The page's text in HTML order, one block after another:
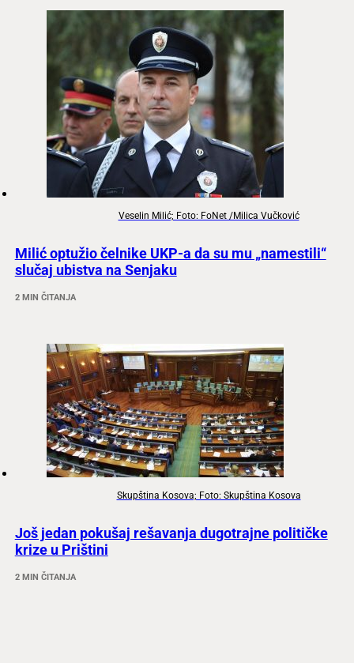
Veselin Milić; Foto: FoNet /Milica Vučković
Milić optužio čelnike UKP-a da su mu „namestili“
slučaj ubistva na Senjaku
2 MIN ČITANJA
Skupština Kosova; Foto: Skupština Kosova
Još jedan pokušaj rešavanja dugotrajne političke
krize u Prištini
2 MIN ČITANJA